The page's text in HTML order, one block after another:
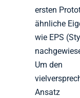
ersten
ähnliche
wie EPS
Um den
Ansatz